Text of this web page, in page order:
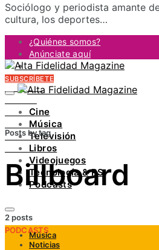
Sociólogo y periodista amante
cultura, los deportes…
¿Quiénes somos?
Anúnciate aquí
Contacto
FACEBOOK
INSTAGRAM
PINTEREST
YOUTUBE
LINKEDIN
SUBSCRÍBETE
Cine
Música
Televisión
Libros
Videojuegos
Tecnología & RS
Podcasts
PODCASTS
Posts by tag
Billboard
2 posts
Música
Noticias